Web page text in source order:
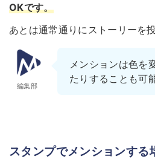
OKです。
あとは通常通りにストーリーを
編集部
メンションは色を
たりすることも可
スタンプでメンションする